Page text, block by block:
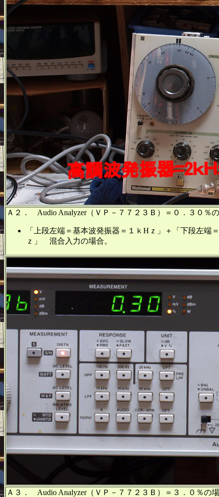
Ａ２． Audio Analyzer（ＶＰ－７７２３Ｂ）＝０．３０％
「上段左端＝基本波発振器＝１ｋHｚ」＋「下段左
ｚ」 混合入力の場合。
Ａ３． Audio Analyzer（ＶＰ－７７２３Ｂ）＝３．０％の